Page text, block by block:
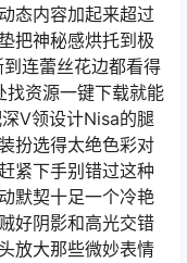
态内容加起来超过
把神秘感烘托到极
连蕾丝花边都看得
找资源一键下载就能
V领设计Nisa的腿
扮选得太绝色彩对
紧下手别错过这种
默契十足一个冷艳
好阴影和高光交错
放大那些微妙表情